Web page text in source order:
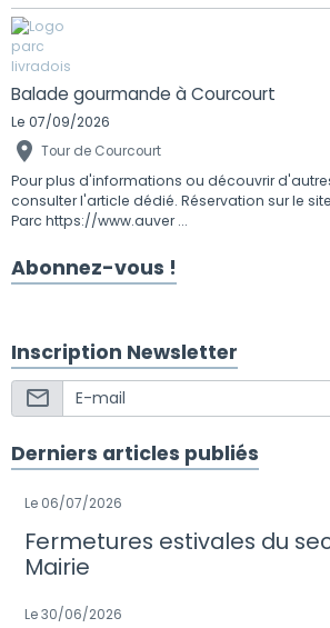
Balade gourmande à Courcourt
Le 07/09/2026
Tour de Courcourt
Pour plus d'informations ou découvrir
consulter l'article dédié. Réservation sur le
Parc https://www.auver ...
Abonnez-vous !
Inscription Newsletter
Derniers articles publiés
Le 06/07/2026
Fermetures estivales du
Mairie
Le 30/06/2026